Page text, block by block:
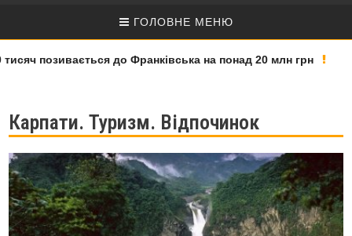
ГОЛОВНЕ МЕНЮ
позивається до Франківська на понад 20 млн грн
Карпати. Туризм. Відпочинок